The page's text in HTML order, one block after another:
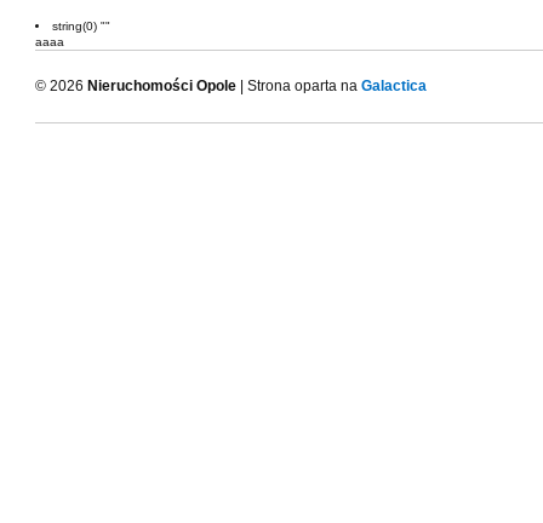
string(0) ""
aaaa
© 2026 Nieruchomości Opole | Strona oparta na Galactica